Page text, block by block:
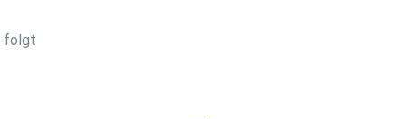
folgt